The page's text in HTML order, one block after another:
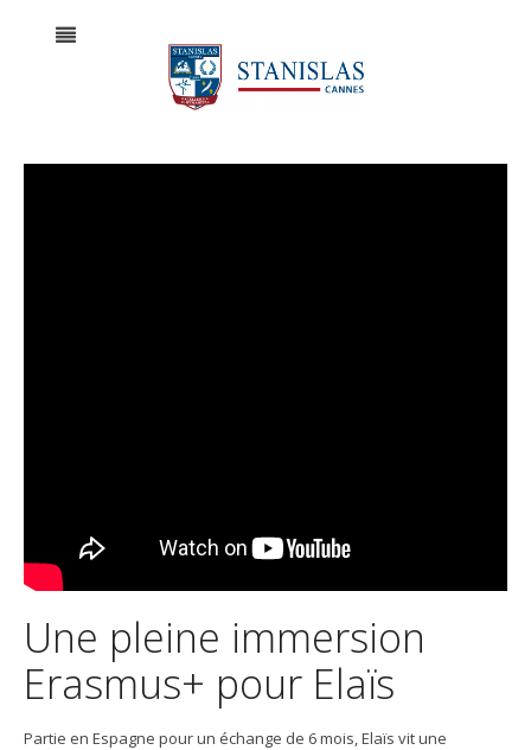
Une pleine immersion
Erasmus+ pour Elaïs
Partie en Espagne pour un échange de 6 mois, Elaïs vit une